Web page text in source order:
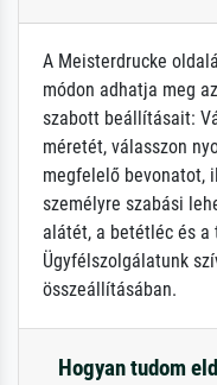
A Meisterdrucke
módon adhatja meg
szabott beállításait:
méretét, válasszon
megfelelő bevonatot,
személyre szabási
alátét, a betétléc és
Ügyfélszolgálatunk
összeállításában.
Hogyan tudom